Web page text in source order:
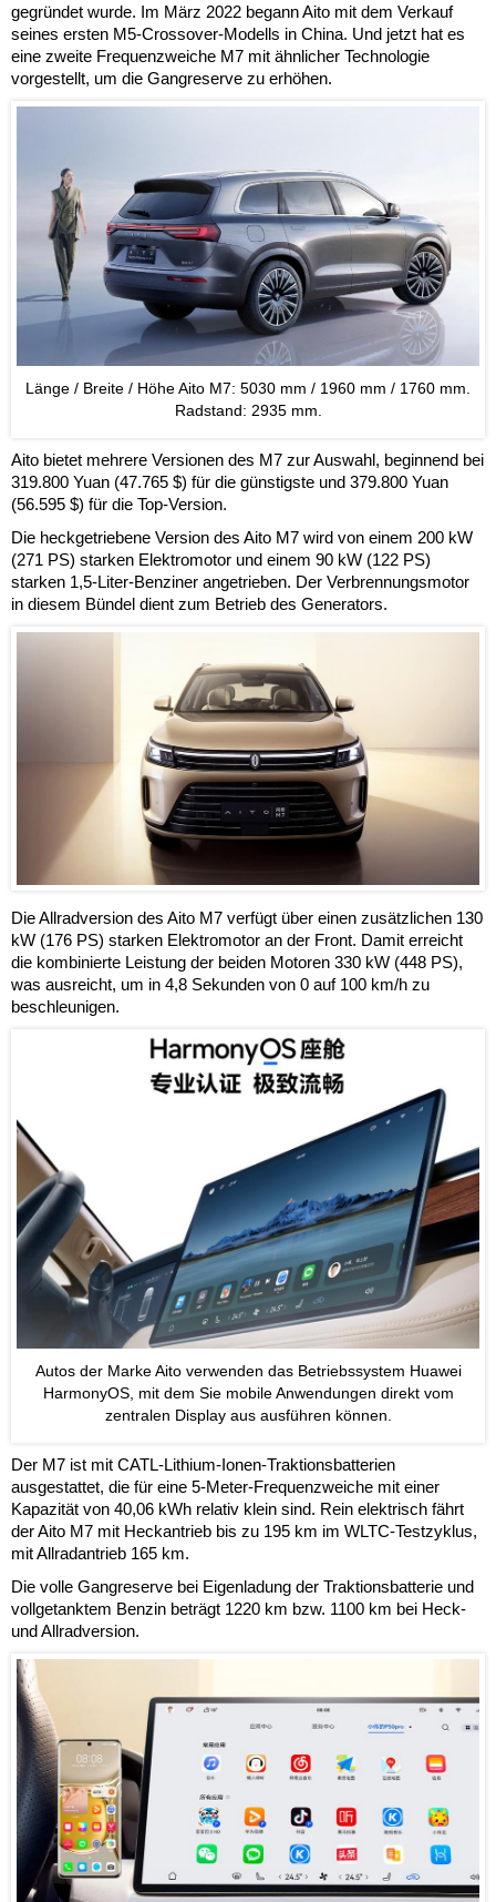
gegründet wurde. Im März 2022 begann Aito mit dem Verkauf
seines ersten M5-Crossover-Modells in China. Und jetzt hat es
eine zweite Frequenzweiche M7 mit ähnlicher Technologie
vorgestellt, um die Gangreserve zu erhöhen.
Länge / Breite / Höhe Aito M7: 5030 mm / 1960 mm / 1760 mm.
Radstand: 2935 mm.
Aito bietet mehrere Versionen des M7 zur Auswahl, beginnend bei
319.800 Yuan (47.765 $) für die günstigste und 379.800 Yuan
(56.595 $) für die Top-Version.
Die heckgetriebene Version des Aito M7 wird von einem 200 kW
(271 PS) starken Elektromotor und einem 90 kW (122 PS)
starken 1,5-Liter-Benziner angetrieben. Der Verbrennungsmotor
in diesem Bündel dient zum Betrieb des Generators.
Die Allradversion des Aito M7 verfügt über einen zusätzlichen 130
kW (176 PS) starken Elektromotor an der Front. Damit erreicht
die kombinierte Leistung der beiden Motoren 330 kW (448 PS),
was ausreicht, um in 4,8 Sekunden von 0 auf 100 km/h zu
beschleunigen.
Autos der Marke Aito verwenden das Betriebssystem Huawei
HarmonyOS, mit dem Sie mobile Anwendungen direkt vom
zentralen Display aus ausführen können.
Der M7 ist mit CATL-Lithium-Ionen-Traktionsbatterien
ausgestattet, die für eine 5-Meter-Frequenzweiche mit einer
Kapazität von 40,06 kWh relativ klein sind. Rein elektrisch fährt
der Aito M7 mit Heckantrieb bis zu 195 km im WLTC-Testzyklus,
mit Allradantrieb 165 km.
Die volle Gangreserve bei Eigenladung der Traktionsbatterie und
vollgetanktem Benzin beträgt 1220 km bzw. 1100 km bei Heck-
und Allradversion.